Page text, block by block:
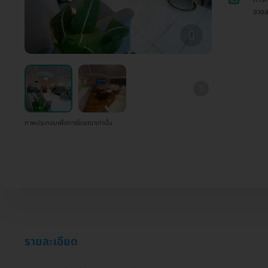
ภาพประกอบเพื่อการโฆษณาเท่านั้น
จา
รายละเอียด